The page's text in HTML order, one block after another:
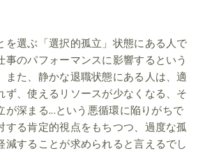
を選ぶ「選択的孤立」状態にある人で
事のパフォーマンスに影響するという
また、静かな退職状態にある人は、適
ず、使えるリソースが少なくなる、そ
が深まる...という悪循環に陥りがちで
する肯定的視点をもちつつ、過度な孤
減することが求められると言えるでし